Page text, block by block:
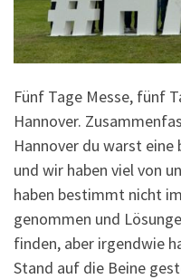
Fünf Tage Messe, fünf
Hannover.
Hannover du warst
und wir haben viel von
haben bestimmt nicht
genommen und
finden, aber irgendwie
Stand auf die Beine